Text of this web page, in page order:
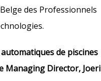
des Professionnels
de piscines
Managing Director, Joeri